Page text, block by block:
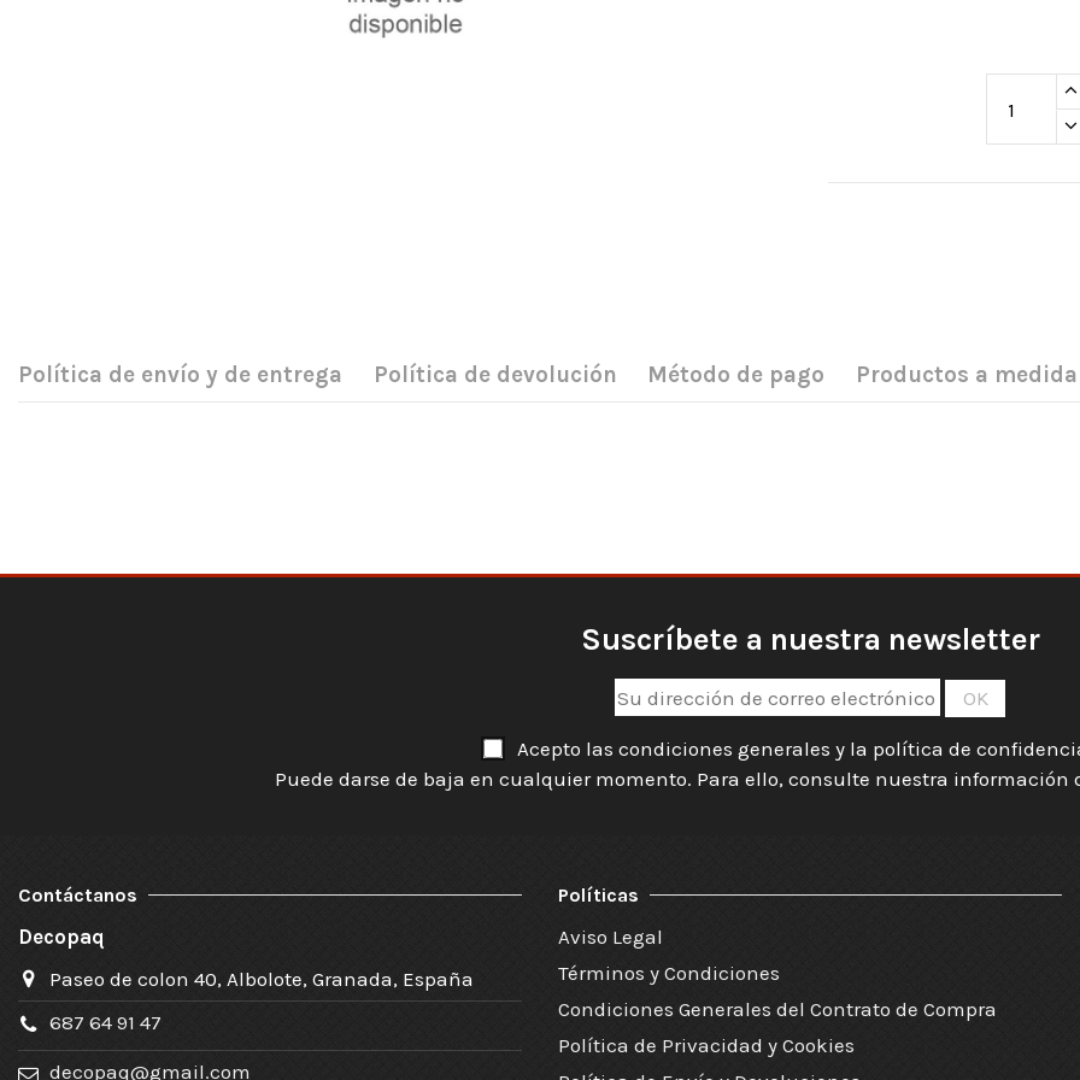
Política de envío y de entrega Política de devolución Método de pago Productos a medida
Suscríbete a nuestra newsletter
Acepto las condiciones generales y la política de
Puede darse de baja en cualquier momento. Para ello, consulte nuestra información
Contáctanos
Decopaq
Paseo de colon 40, Albolote, Granada, España
687 64 91 47
decopaq@gmail.com
Políticas
Aviso Legal
Términos y Condiciones
Condiciones Generales del Contrato de Compra
Política de Privacidad y Cookies